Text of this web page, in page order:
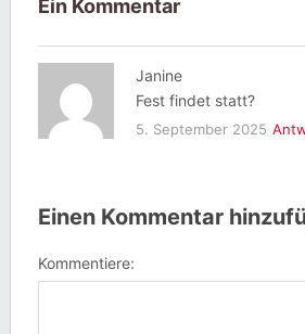
Ein Kommentar
Janine
Fest findet statt?
5. September 2025
Einen Kommentar
Kommentiere: